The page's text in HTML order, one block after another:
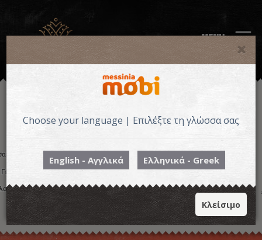
MENU
Choose your language | Επιλέξτε τη γλώσσα σας
English - Αγγλικά Ελληνικά - Greek
Κλείσιμο